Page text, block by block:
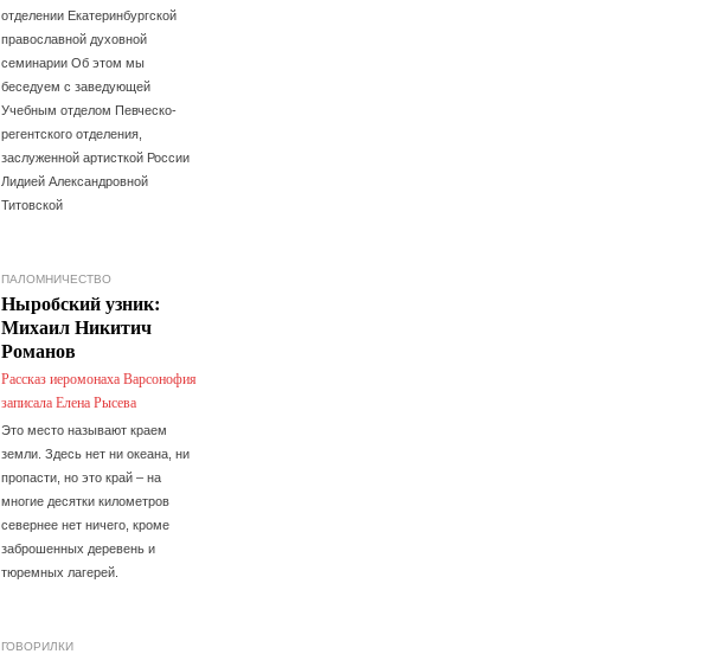
отделении Екатеринбургской
православной духовной
семинарии Об этом мы
беседуем с заведующей
Учебным отделом Певческо-
регентского отделения,
заслуженной артисткой России
Лидией Александровной
Титовской
ПАЛОМНИЧЕСТВО
Ныробский узник:
Михаил Никитич
Романов
Рассказ иеромонаха Варсонофия
записала Елена Рысева
Это место называют краем
земли. Здесь нет ни океана, ни
пропасти, но это край – на
многие десятки километров
севернее нет ничего, кроме
заброшенных деревень и
тюремных лагерей.
ГОВОРИЛКИ